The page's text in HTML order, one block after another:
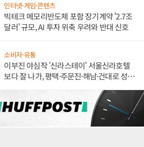
인터넷·게임·콘텐츠
빅테크 메모리반도체 포함 장기계약 '2.7조
달러' 규모, AI 투자 위축 우려와 반대 신호
소비자·유통
이부진 야심작 '신라스테이' 서울신라호텔
보다 잘 나가, 평택·주문진·해남·건대로 성